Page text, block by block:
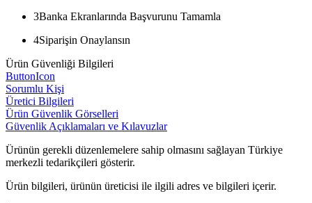
3Banka Ekranlarında Başvurunu Tamamla
4Siparişin Onaylansın
Ürün Güvenliği Bilgileri
ButtonIcon
Sorumlu Kişi
Üretici Bilgileri
Ürün Güvenlik Görselleri
Güvenlik Açıklamaları ve Kılavuzlar
Ürünün gerekli düzenlemelere sahip olmasını sağlayan Türkiye
merkezli tedarikçileri gösterir.
Ürün bilgileri, ürünün üreticisi ile ilgili adres ve bilgileri içerir.